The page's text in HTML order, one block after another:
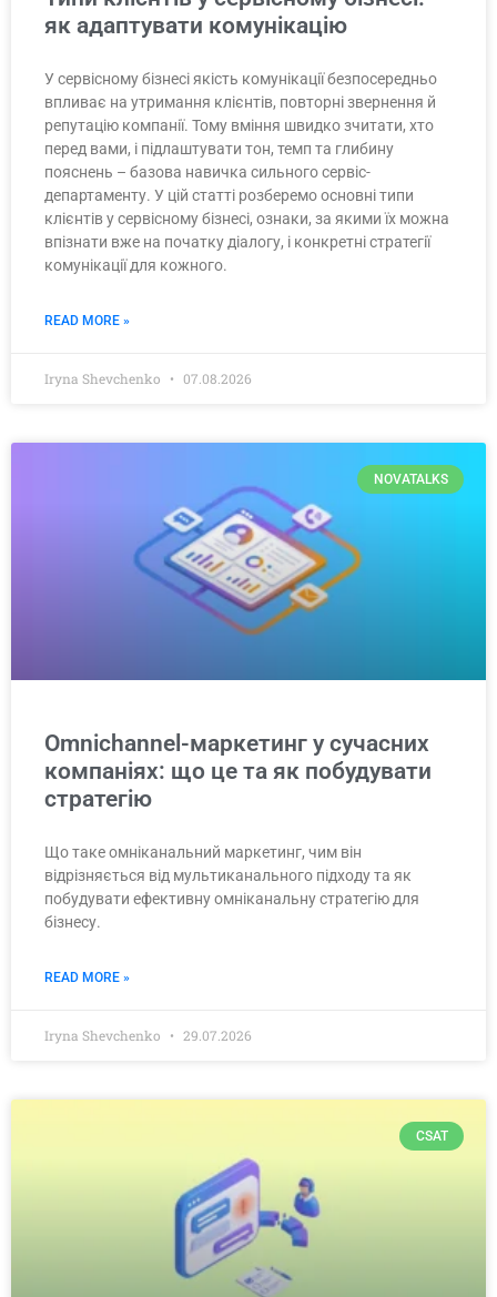
як адаптувати комунікацію
У сервісному бізнесі якість комунікації безпосередньо
впливає на утримання клієнтів, повторні звернення й
репутацію компанії. Тому вміння швидко зчитати, хто
перед вами, і підлаштувати тон, темп та глибину
пояснень – базова навичка сильного сервіс-
департаменту. У цій статті розберемо основні типи
клієнтів у сервісному бізнесі, ознаки, за якими їх можна
впізнати вже на початку діалогу, і конкретні стратегії
комунікації для кожного.
READ MORE »
Iryna Shevchenko 07.08.2026
NOVATALKS
Omnichannel-маркетинг у сучасних
компаніях: що це та як побудувати
стратегію
Що таке омніканальний маркетинг, чим він
відрізняється від мультиканального підходу та як
побудувати ефективну омніканальну стратегію для
бізнесу.
READ MORE »
Iryna Shevchenko 29.07.2026
CSAT